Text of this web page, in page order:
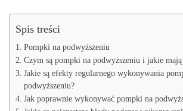
Spis treści
Pompki na podwyższeniu
Czym są pompki na podwyższeniu i jakie mają
Jakie są efekty regularnego wykonywania
podwyższeniu?
Jak poprawnie wykonywać pompki na